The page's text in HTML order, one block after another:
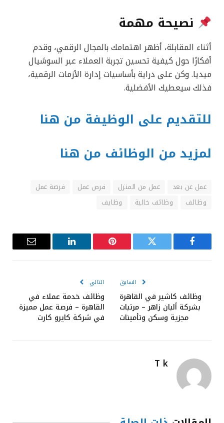
نصيحة مهمة
أثناء المقابلة، أظهر اهتمامك بالمجال الرقمي، وقدم
أفكارًا حول كيفية تحسين تجربة العملاء عبر السوشيال
ميديا. وكن على دراية بأساسيات إدارة الأزمات الرقمية،
فذلك سيعطيك الأفضلية.
للتقديم على الوظيفة من هنا
لمزيد من الوظائف من هنا
عمل عن بعد عمل من المنزل فرص عمل
فرصة عمل
وظائف
وظائف خالية وظايف
فيسبوك تويتر بينتيريست لينكدإن
البريد
السابق
وظائف كاشير في القاهرة
بشركة ألبان زاهر – مرتبات
مجزية وسكن وتأمينات
التالي
وظائف خدمة عملاء في
القاهرة – فرصة عمل مميزة
في شركة كايرو كارت
T k